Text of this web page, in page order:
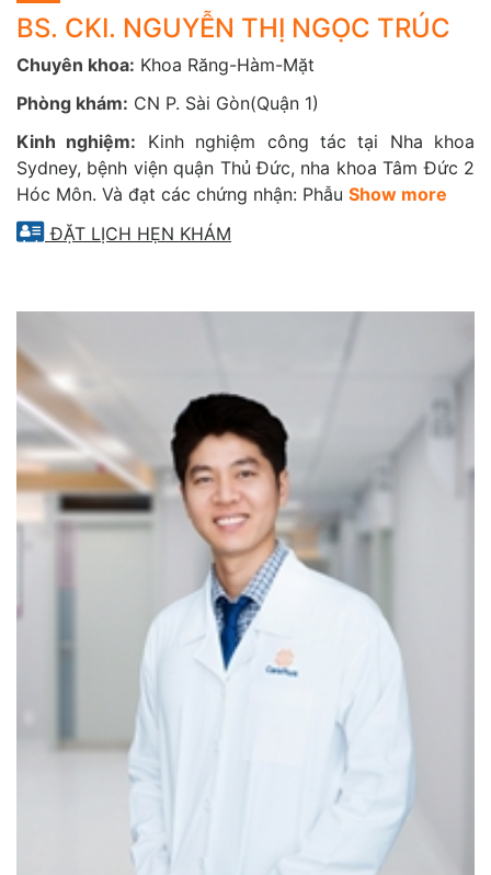
Ngoài ra, chúng tôi sử dụng dụng cụ, vật liệu từ các hãng
CarePlus hân hạnh đồng hành cùng Quý Khách hàng trên
hành trình chăm sóc và gìn giữ sức khỏe răng miệng cùng
nụ cười rạng rỡ.
Để được tư vấn chi tiết và đặt lịch thăm khám tại Chuyên
BS. CKI. NGUYỄN THỊ NGỌC TRÚC
Chuyên khoa: Khoa Răng-Hàm-Mặt
Phòng khám: CN P. Sài Gòn(Quận 1)
Kinh nghiệm:
Kinh nghiệm công tác tại Nha khoa
Sydney, bệnh viện quận Thủ Đức, nha khoa Tâm Đức 2
Hóc Môn. Và đạt các chứng nhận: Phẫu Show more
ĐẶT LỊCH HẸN KHÁM